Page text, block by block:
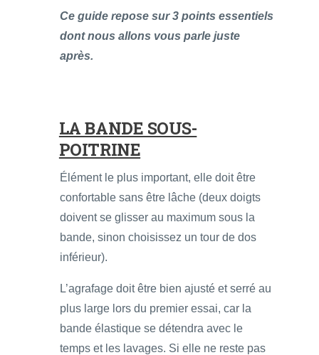
Ce guide repose sur 3 points essentiels
dont nous allons vous parle juste
après.
LA BANDE SOUS-
POITRINE
Élément le plus important, elle doit être
confortable sans être lâche (deux doigts
doivent se glisser au maximum sous la
bande, sinon choisissez un tour de dos
inférieur).
L’agrafage doit être bien ajusté et serré au
plus large lors du premier essai, car la
bande élastique se détendra avec le
temps et les lavages. Si elle ne reste pas